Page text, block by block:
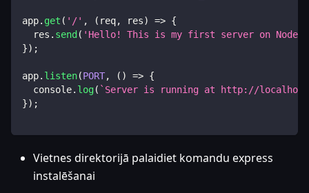
app. get ( '/' , ( req, res) => {
  res
. send ( 'Hello! This is my first server on
}) ;
app. listen(PORT, ( ) => {
console. log( ` Server is running at http://
}) ;
Vietnes direktorijā palaidiet komandu express
instalēšanai